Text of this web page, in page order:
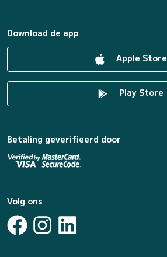
Download de app
Apple Store
Play Store
Betaling geverifieerd door
Volg ons